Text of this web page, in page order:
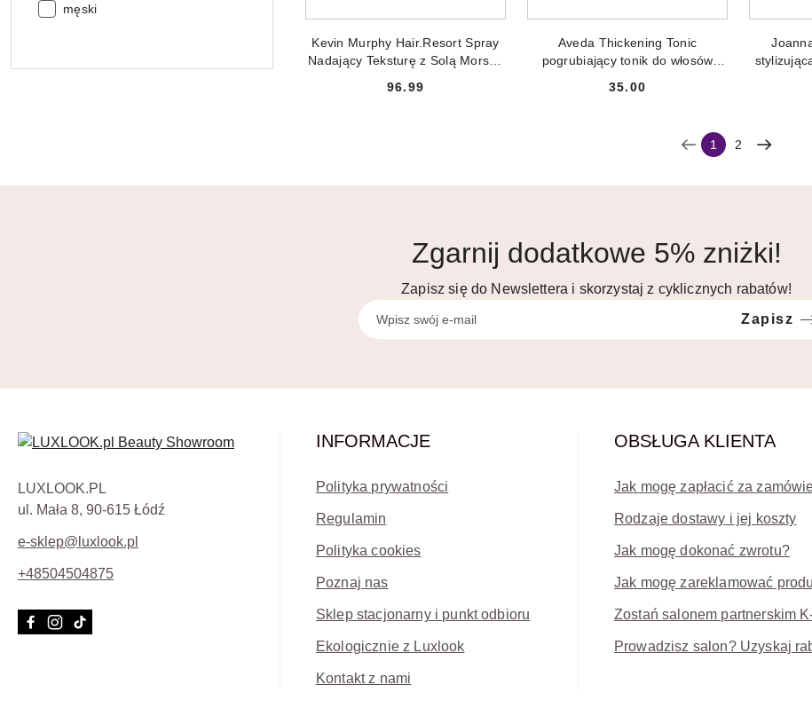
Płeć:
męski
Kevin Murphy Hair.Resort Spray
Nadający Teksturę z Solą Morską
Cena:
96.99
Aveda Thickening Tonic
pogrubiający tonik do włosów
Cena:
35.00
1 2
Zgarnij dodatkowe 5% zniżki!
Zapisz się do Newslettera i skorzystaj z cyklicznych rabatów!
Zapisz
LUXLOOK.PL
ul. Mała 8, 90-615 Łódź
e-sklep@luxlook.pl
+48504504875
INFORMACJE
Polityka prywatności
Regulamin
Polityka cookies
Poznaj nas
Sklep stacjonarny i punkt odbioru
Ekologicznie z Luxlook
Kontakt z nami
OBSŁUGA KLIENTA
Jak mogę zapłacić za
Rodzaje dostawy i jej koszty
Jak mogę dokonać zwrotu?
Jak mogę zareklamować
Zostań salonem partnerskim
Prowadzisz salon? Uzyskaj